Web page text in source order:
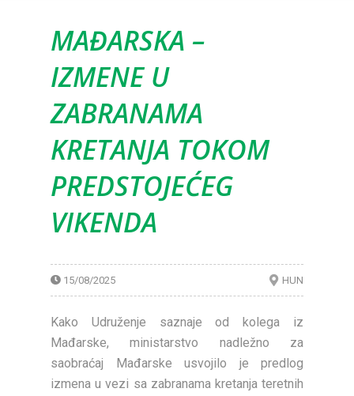
MAĐARSKA –
IZMENE U
ZABRANAMA
KRETANJA TOKOM
PREDSTOJEĆEG
VIKENDA
15/08/2025 HUN
Kako Udruženje saznaje od kolega iz
Mađarske, ministarstvo nadležno za
saobraćaj Mađarske usvojilo je predlog
izmena u vezi sa zabranama kretanja teretnih